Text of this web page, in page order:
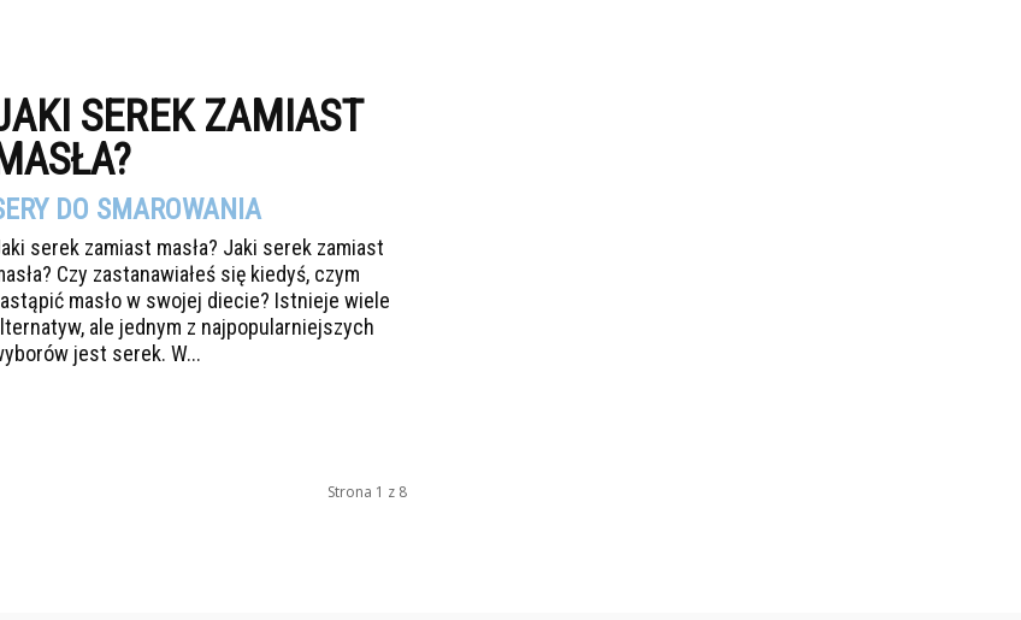
SEREK ZAMIAST
MASŁA?
DO SMAROWANIA
serek zamiast masła? Jaki serek zamiast
Czy zastanawiałeś się kiedyś, czym
masło w swojej diecie? Istnieje wiele
ale jednym z najpopularniejszych
jest serek. W...
Strona 1 z 8